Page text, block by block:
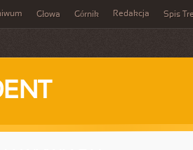
Głowa Górnik Redakcja Spis